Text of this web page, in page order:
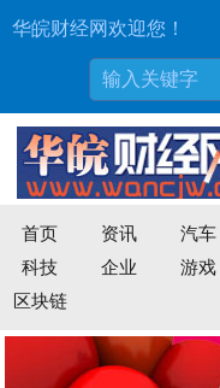
华皖财经网欢迎您！
首页 资讯 汽车
科技
企业 游戏
区块链